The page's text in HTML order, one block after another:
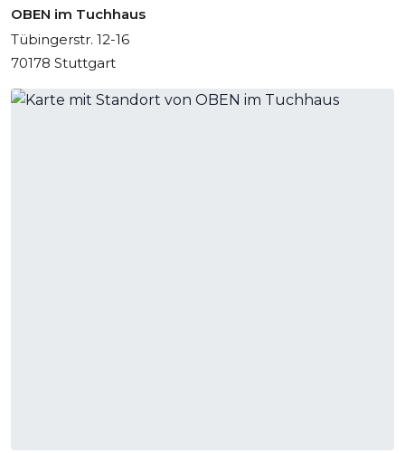
OBEN im Tuchhaus
Tübingerstr. 12-16
70178 Stuttgart